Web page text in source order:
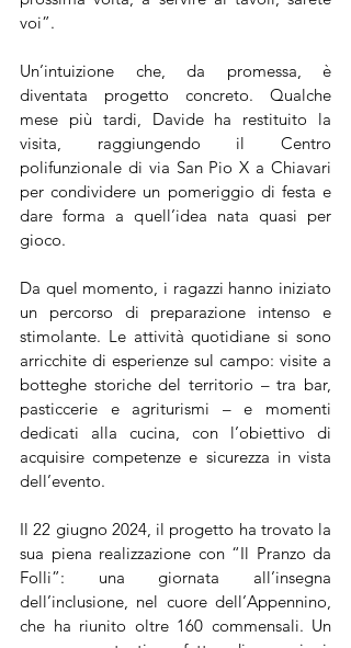
voi”.
Un’intuizione che, da promessa, è
diventata progetto concreto. Qualche
mese più tardi, Davide ha restituito la
visita, raggiungendo il Centro
polifunzionale di via San Pio X a Chiavari
per condividere un pomeriggio di festa e
dare forma a quell’idea nata quasi per
gioco.
Da quel momento, i ragazzi hanno iniziato
un percorso di preparazione intenso e
stimolante. Le attività quotidiane si sono
arricchite di esperienze sul campo: visite a
botteghe storiche del territorio – tra bar,
pasticcerie e agriturismi – e momenti
dedicati alla cucina, con l’obiettivo di
acquisire competenze e sicurezza in vista
dell’evento.
Il 22 giugno 2024, il progetto ha trovato la
sua piena realizzazione con “Il Pranzo da
Folli”: una giornata all’insegna
dell’inclusione, nel cuore dell’Appennino,
che ha riunito oltre 160 commensali. Un